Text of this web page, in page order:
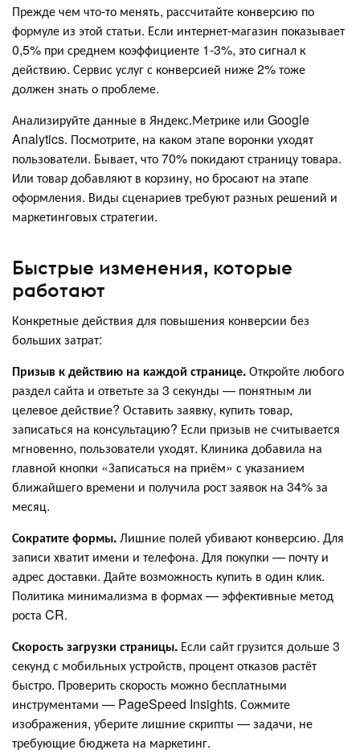
Прежде чем что-то менять, рассчитайте конверсию по
формуле из этой статьи. Если интернет-магазин показывает
0,5% при среднем коэффициенте 1-3%, это сигнал к
действию. Сервис услуг с конверсией ниже 2% тоже
должен знать о проблеме.
Анализируйте данные в Яндекс.Метрике или Google
Analytics. Посмотрите, на каком этапе воронки уходят
пользователи. Бывает, что 70% покидают страницу товара.
Или товар добавляют в корзину, но бросают на этапе
оформления. Виды сценариев требуют разных решений и
маркетинговых стратегии.
Быстрые изменения, которые
работают
Конкретные действия для повышения конверсии без
больших затрат:
Призыв к действию на каждой странице.Откройте любого
раздел сайта и ответьте за 3 секунды — понятным ли
целевое действие? Оставить заявку, купить товар,
записаться на консультацию? Если призыв не считывается
мгновенно, пользователи уходят. Клиника добавила на
главной кнопки «Записаться на приём» с указанием
ближайшего времени и получила рост заявок на 34% за
месяц.
Сократите формы.Лишние полей убивают конверсию. Для
записи хватит имени и телефона. Для покупки — почту и
адрес доставки. Дайте возможность купить в один клик.
Политика минимализма в формах — эффективные метод
роста CR.
Скорость загрузки страницы. Если сайт грузится дольше 3
секунд с мобильных устройств, процент отказов растёт
быстро. Проверить скорость можно бесплатными
инструментами — PageSpeed Insights. Сожмите
изображения, уберите лишние скрипты — задачи, не
требующие бюджета на маркетинг.